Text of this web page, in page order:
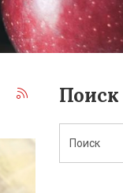
Поиск